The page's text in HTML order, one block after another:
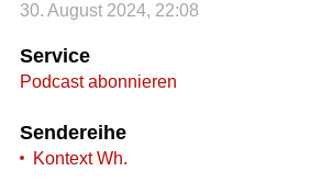
30. August 2024, 22:08
Service
Podcast abonnieren
Sendereihe
Kontext Wh.